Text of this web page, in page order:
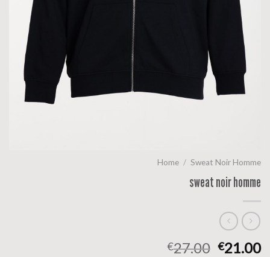
Home / Sweat Noir Homme
sweat noir homme
€27.00 €21.00